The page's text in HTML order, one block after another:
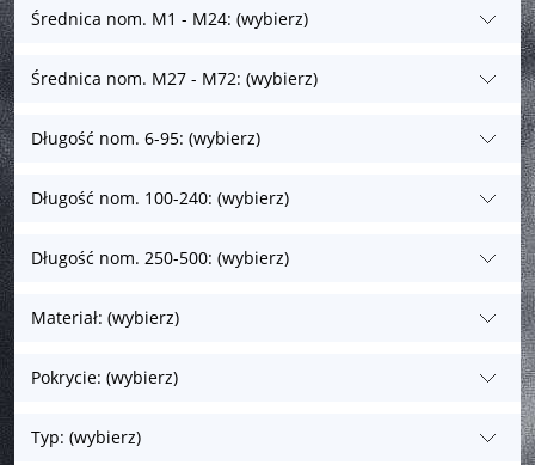
Średnica nom. M1 - M24: (wybierz)
Średnica nom. M27 - M72: (wybierz)
Długość nom. 6-95: (wybierz)
Długość nom. 100-240: (wybierz)
Długość nom. 250-500: (wybierz)
Materiał: (wybierz)
Pokrycie: (wybierz)
Typ: (wybierz)